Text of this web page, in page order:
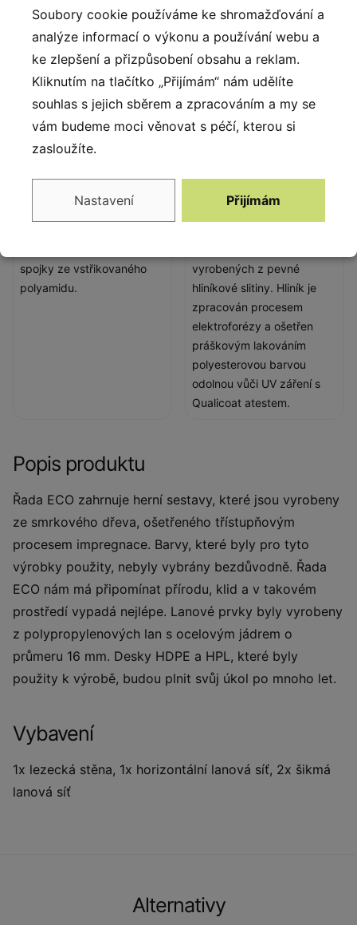
a průměrem 16 mm.
Lanové spojky
spojky ze vstřikovaného
polyamidu.
Konektory a spojky
vyrobených z pevné
hliníkové slitiny. Hliník je
zpracován procesem
elektroforézy a ošetřen
práškovým lakováním
polyesterovou barvou
odolnou vůči UV záření s
Qualicoat atestem.
Popis produktu
Řada ECO zahrnuje herní sestavy, které jsou vyrobeny
ze smrkového dřeva, ošetřeného třístupňovým
procesem impregnace. Barvy, které byly pro tyto
výrobky použity, nebyly vybrány bezdůvodně. Řada
ECO nám má připomínat přírodu, klid a v takovém
prostředí vypadá nejlépe. Lanové prvky byly vyrobeny
z polypropylenových lan s ocelovým jádrem o
průmeru 16 mm. Desky HDPE a HPL, které byly
použity k výrobě, budou plnit svůj úkol po mnoho let.
Vybavení
1x lezecká stěna, 1x horizontální lanová síť, 2x šikmá
lanová síť
Alternativy
Soubory cookie používáme ke shromažďování a
analýze informací o výkonu a používání webu a
ke zlepšení a přizpůsobení obsahu a reklam.
Kliknutím na tlačítko „Přijímám“ nám udělíte
souhlas s jejich sběrem a zpracováním a my se
vám budeme moci věnovat s péčí, kterou si
zasloužíte.
Nastavení Přijímám